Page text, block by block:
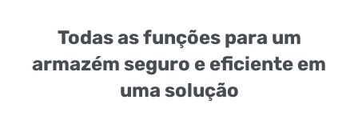
Todas as funções para um
armazém seguro e eficiente em
uma solução